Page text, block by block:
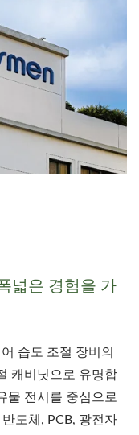
넓은 경험을 가
습도 조절 장비의
캐비닛으로 유명합
물 전시를 중심으로
도체, PCB, 광전자